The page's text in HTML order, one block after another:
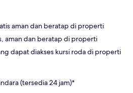
aman dan beratap di properti
aman dan beratap di properti
dapat diakses kursi roda di properti
(tersedia 24 jam)*